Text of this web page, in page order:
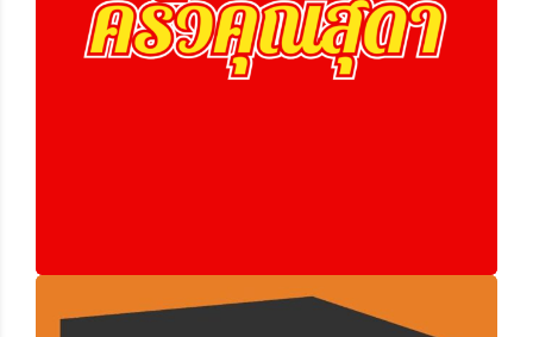
ครัวคุณสุดา